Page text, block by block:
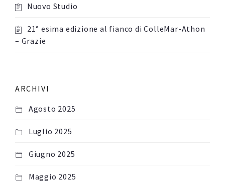
Nuovo Studio
21° esima edizione al fianco di ColleMar-Athon
– Grazie
ARCHIVI
Agosto 2025
Luglio 2025
Giugno 2025
Maggio 2025